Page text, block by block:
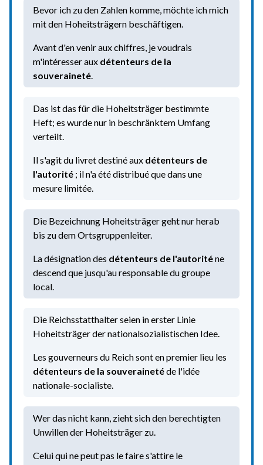
Bevor ich zu den Zahlen komme, möchte ich mich
mit den Hoheitsträgern beschäftigen.
Avant d'en venir aux chiffres, je voudrais
m'intéresser aux détenteurs de la
souveraineté.
Das ist das für die Hoheitsträger bestimmte
Heft; es wurde nur in beschränktem Umfang
verteilt.
Il s'agit du livret destiné aux détenteurs de
l'autorité ; il n'a été distribué que dans une
mesure limitée.
Die Bezeichnung Hoheitsträger geht nur herab
bis zu dem Ortsgruppenleiter.
La désignation des détenteurs de l'autoriténe
descend que jusqu'au responsable du groupe
local.
Die Reichsstatthalter seien in erster Linie
Hoheitsträger der nationalsozialistischen Idee.
Les gouverneurs du Reich sont en premier lieu les
détenteurs de la souverainetéde l'idée
nationale-socialiste.
Wer das nicht kann, zieht sich den berechtigten
Unwillen der Hoheitsträger zu.
Celui qui ne peut pas le faire s'attire le